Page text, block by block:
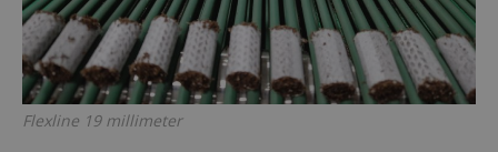
Flexline 19 millimeter